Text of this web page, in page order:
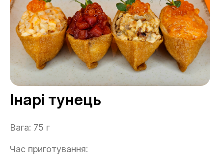
Інарі тунець
Вага: 75 г
Час приготування: